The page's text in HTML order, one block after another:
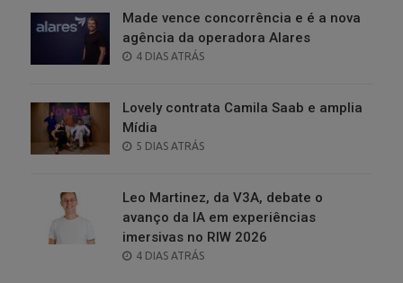
Made vence concorrência e é a nova
agência da operadora Alares
POSTED
4 DIAS ATRÁS
Lovely contrata Camila Saab e amplia
Mídia
POSTED
5 DIAS ATRÁS
Leo Martinez, da V3A, debate o
avanço da IA em experiências
imersivas no RIW 2026
POSTED
4 DIAS ATRÁS